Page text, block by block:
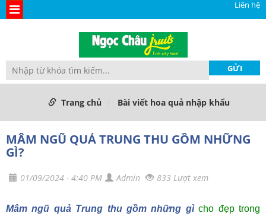
Liên hệ
Trang chủ Bài viết hoa quả nhập khẩu
MÂM NGŨ QUẢ TRUNG THU GỒM NHỮNG
GÌ?
01/09/2024 - 4:40 PM Admin 833 Lượt xem
Mâm ngũ quả Trung thu gồm những gìcho đẹp trong